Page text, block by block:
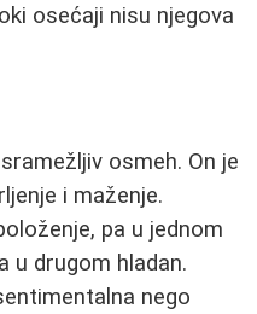
osećaji nisu njegova
osmeh. On je
i maženje.
pa u jednom
u drugom hladan.
nego